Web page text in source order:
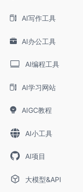
AI写作工具
AI办公工具
AI编程工具
AI学习网站
AIGC教程
AI小工具
AI项目
大模型&API